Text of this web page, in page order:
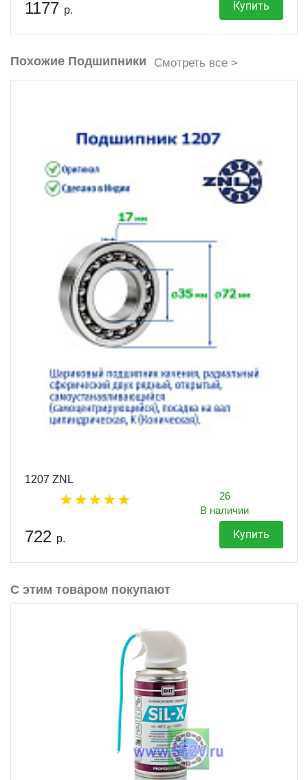
1177 р. Купить
Похожие Подшипники Смотреть все >
1207 ZNL
26
В наличии
722 р. Купить
С этим товаром покупают